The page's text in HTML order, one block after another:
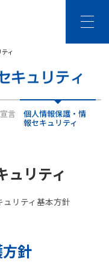
ィ
言 個人情報保護・情
報セキュリティ
ュリティ
ュリティ基本方針
針
言